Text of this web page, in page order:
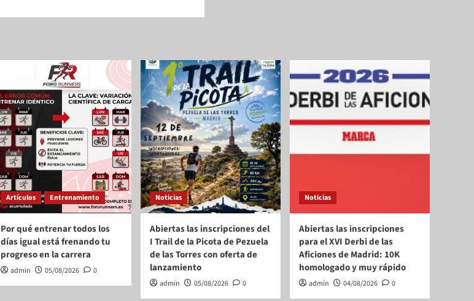
Artículos Entrenamiento
Por qué entrenar todos los
días igual está frenando tu
progreso en la carrera
admin 05/08/2026 0
Noticias
Abiertas las inscripciones del
I Trail de la Picota de Pezuela
de las Torres con oferta de
lanzamiento
admin 05/08/2026 0
Noticias
Abiertas las inscripciones
para el XVI Derbi de las
Aficiones de Madrid: 10K
homologado y muy rápido
admin 04/08/2026 0